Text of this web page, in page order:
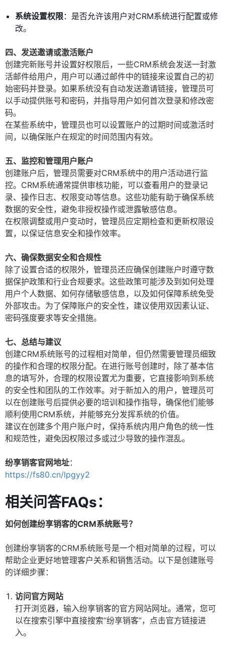
系统设置权限：是否允许该用户对CRM系统进行配置或修
改。
四、发送邀请或激活账户
创建完新账号并设置好权限后，一些CRM系统会发送一封激
活邮件给用户，用户可以通过邮件中的链接来设置自己的初
始密码并登录。如果系统没有自动发送邀请链接，管理员可
以手动提供账号和密码，并指导用户如何首次登录和修改密
码。
在某些系统中，管理员也可以设置账户的过期时间或激活时
间，以确保账户在规定的时间范围内有效。
五、监控和管理用户账户
创建账户后，管理员需要对CRM系统中的用户活动进行监
控。CRM系统通常提供审核功能，可以查看用户的登录记
录、操作日志、权限变动等信息。这些功能有助于确保系统
数据的安全性，避免非授权操作或泄露敏感信息。
在权限调整或用户变动时，管理员应定期检查和更新权限设
置，以保证信息安全和操作效率。
六、确保数据安全和合规性
除了设置合适的权限外，管理员还应确保创建账户时遵守数
据保护政策和行业合规要求。这些政策可能涉及到如何处理
用户个人数据、如何存储敏感信息，以及如何保障系统免受
外部攻击。为了保障账户的安全性，建议使用双因素认证、
密码强度要求等安全措施。
七、总结与建议
创建CRM系统账号的过程相对简单，但仍然需要管理员细致
的操作和合理的权限分配。在进行账号创建时，除了基本信
息的填写外，合理的权限设置尤为重要，它直接影响到系统
的安全性和团队的工作效率。对于新加入的用户，管理员可
以在创建账号后提供必要的培训和操作指导，确保他们能够
顺利使用CRM系统，并能够充分发挥系统的价值。
建议在创建多个用户账户时，保持系统内用户角色的统一性
和规范性，避免因权限过多或过少导致的操作混乱。
纷享销客官网地址：
https://fs80.cn/lpgyy2
相关问答FAQs：
如何创建纷享销客的CRM系统账号？
创建纷享销客的CRM系统账号是一个相对简单的过程，可以
帮助企业更好地管理客户关系和销售活动。以下是创建账号
的详细步骤：
访问官方网站
打开浏览器，输入纷享销客的官方网站网址。通常，您可
以在搜索引擎中直接搜索“纷享销客”，点击官方链接进
入。